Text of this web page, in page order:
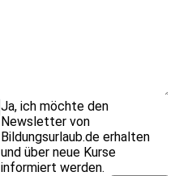
Ja, ich möchte den
Newsletter von
Bildungsurlaub.de erhalten
und über neue Kurse
informiert werden.